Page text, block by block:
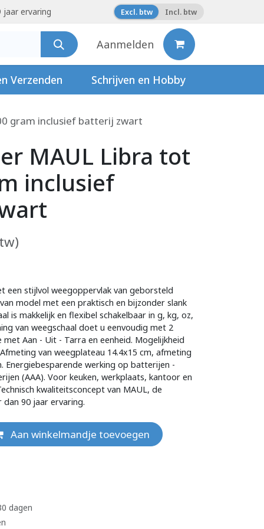
ervaring Excl. btw Incl. btw
Aanmelden
Verzenden Schrijven en Hobby
gram inclusief batterij zwart
MAUL Libra tot
inclusief
een stijlvol weegoppervlak van geborsteld
model met een praktisch en bijzonder slank
is makkelijk en flexibel schakelbaar in g, kg, oz,
van weegschaal doet u eenvoudig met 2
Aan - Uit - Tarra en eenheid. Mogelijkheid
van weegplateau 14.4x15 cm, afmeting
Energiebesparende werking op batterijen -
(AAA). Voor keuken, werkplaats, kantoor en
kwaliteitsconcept van MAUL, de
90 jaar ervaring.
Aan winkelmandje toevoegen
dagen